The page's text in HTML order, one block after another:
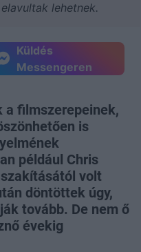
lehetnek.
Küldés
Messengeren
a filmszerepeinek,
is
például Chris
volt
döntöttek úgy,
tovább. De nem ő
évekig